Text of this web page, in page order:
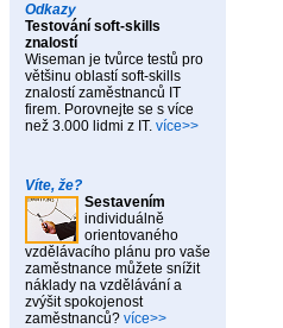
Odkazy
Testování soft-skills
znalostí
Wiseman je tvůrce testů pro
většinu oblastí soft-skills
znalostí zaměstnanců IT
firem. Porovnejte se s více
než 3.000 lidmi z IT. více>>
Víte, že?
Sestavením
individuálně
orientovaného
vzdělávacího plánu pro vaše
zaměstnance můžete snížit
náklady na vzdělávání a
zvýšit spokojenost
zaměstnanců? více>>